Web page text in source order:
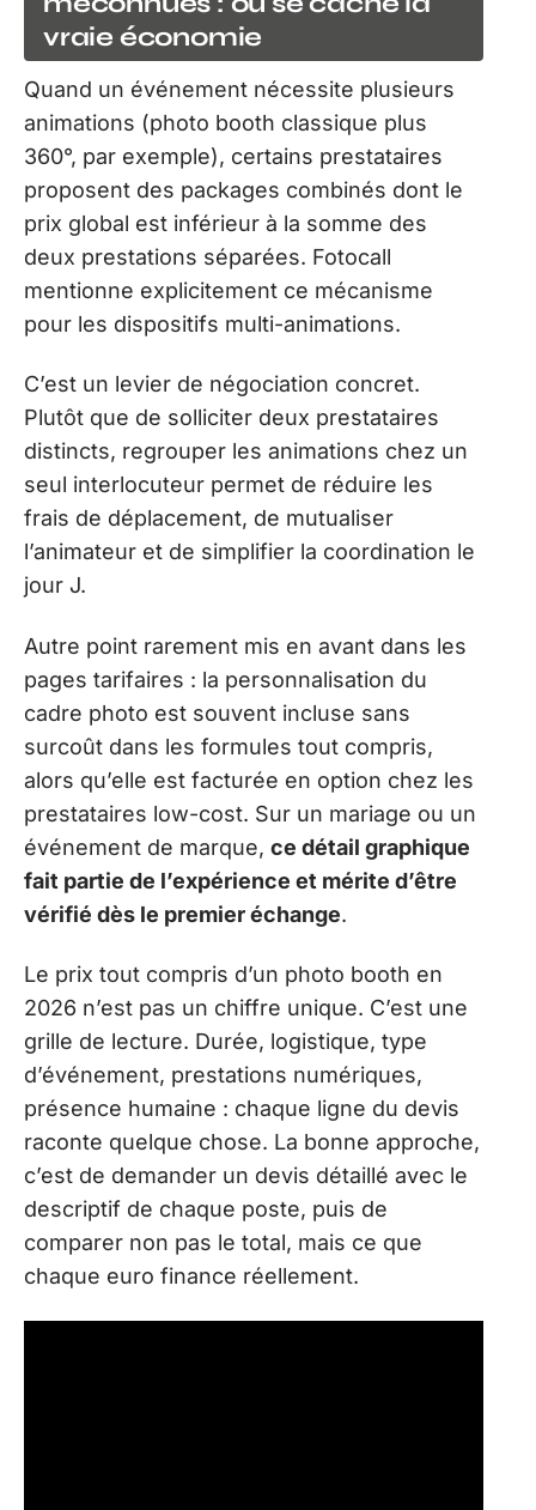
vraie économie
Quand un événement nécessite plusieurs
animations (photo booth classique plus
360°, par exemple), certains prestataires
proposent des packages combinés dont le
prix global est inférieur à la somme des
deux prestations séparées. Fotocall
mentionne explicitement ce mécanisme
pour les dispositifs multi-animations.
C’est un levier de négociation concret.
Plutôt que de solliciter deux prestataires
distincts, regrouper les animations chez un
seul interlocuteur permet de réduire les
frais de déplacement, de mutualiser
l’animateur et de simplifier la coordination le
jour J.
Autre point rarement mis en avant dans les
pages tarifaires : la personnalisation du
cadre photo est souvent incluse sans
surcoût dans les formules tout compris,
alors qu’elle est facturée en option chez les
prestataires low-cost. Sur un mariage ou un
événement de marque, ce détail graphique
fait partie de l’expérience et mérite d’être
vérifié dès le premier échange.
Le prix tout compris d’un photo booth en
2026 n’est pas un chiffre unique. C’est une
grille de lecture. Durée, logistique, type
d’événement, prestations numériques,
présence humaine : chaque ligne du devis
raconte quelque chose. La bonne approche,
c’est de demander un devis détaillé avec le
descriptif de chaque poste, puis de
comparer non pas le total, mais ce que
chaque euro finance réellement.